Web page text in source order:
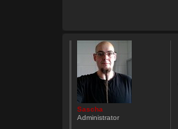
Sascha
Administrator